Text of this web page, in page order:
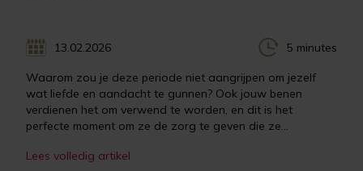
13.02.2026 5 minutes
Waarom zou je deze periode niet aangrijpen om jezelf
wat liefde en aandacht te gunnen? Ook jouw benen
verdienen het om verwend te worden, en dit is het
perfecte moment om ze de zorg te geven die ze...
Lees volledig artikel